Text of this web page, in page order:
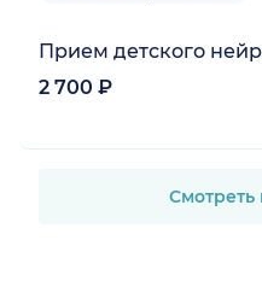
Прием детского
2 700 ₽
Смотреть